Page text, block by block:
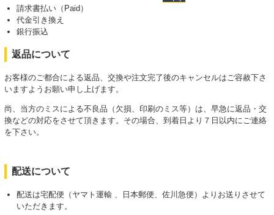
請求書払い（Paid）
代金引き換え
銀行振込
返品について
お客様のご都合による返品、交換や注文完了後のキャンセルはご容赦下さ
いますようお願い申し上げます。
尚、当方のミスによる不良品（欠損、印刷のミス等）は、早急に返品・交
換などの対応をさせて頂きます。その場合、到着日より７日以内にご連絡
を下さい。
配送について
配送は宅配便（ヤマト運輸 、日本郵便、佐川急便）よりお送りさせて
いただきます。